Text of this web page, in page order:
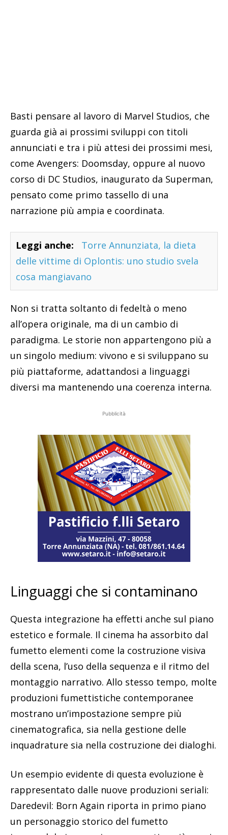
Basti pensare al lavoro di Marvel Studios, che
guarda già ai prossimi sviluppi con titoli
annunciati e tra i più attesi dei prossimi mesi,
come Avengers: Doomsday, oppure al nuovo
corso di DC Studios, inaugurato da Superman,
pensato come primo tassello di una
narrazione più ampia e coordinata.
Leggi anche:
Torre Annunziata, la dieta
delle vittime di Oplontis: uno studio svela
cosa mangiavano
Non si tratta soltanto di fedeltà o meno
all’opera originale, ma di un cambio di
paradigma. Le storie non appartengono più a
un singolo medium: vivono e si sviluppano su
più piattaforme, adattandosi a linguaggi
diversi ma mantenendo una coerenza interna.
Pubblicità
Linguaggi che si contaminano
Questa integrazione ha effetti anche sul piano
estetico e formale. Il cinema ha assorbito dal
fumetto elementi come la costruzione visiva
della scena, l’uso della sequenza e il ritmo del
montaggio narrativo. Allo stesso tempo, molte
produzioni fumettistiche contemporanee
mostrano un’impostazione sempre più
cinematografica, sia nella gestione delle
inquadrature sia nella costruzione dei dialoghi.
Un esempio evidente di questa evoluzione è
rappresentato dalle nuove produzioni seriali:
Daredevil: Born Again riporta in primo piano
un personaggio storico del fumetto